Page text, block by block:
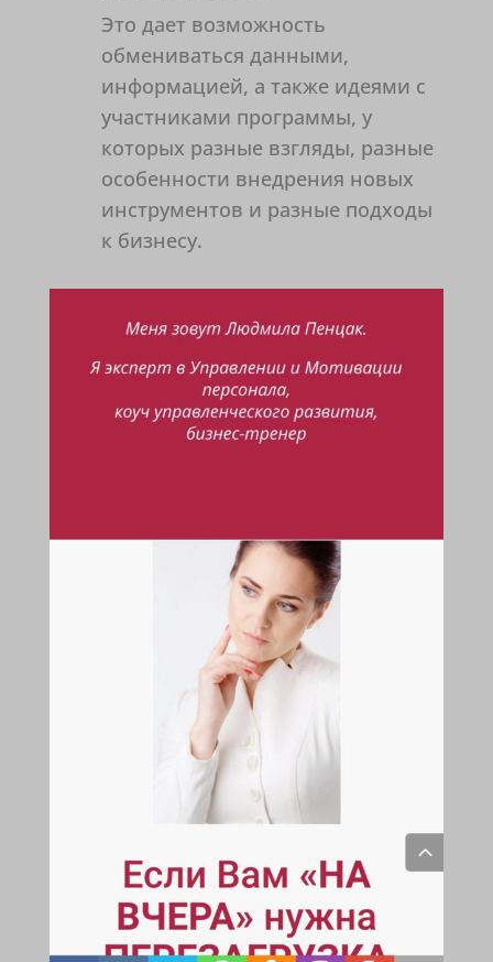
Это дает возможность
обмениваться данными,
информацией, а также идеями с
участниками программы, у
которых разные взгляды, разные
особенности внедрения новых
инструментов и разные подходы
к бизнесу.